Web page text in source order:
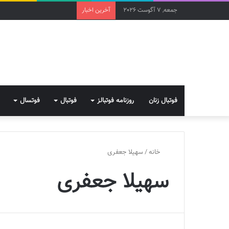
جمعه, 7 آگوست 2026 آخرین اخبار
فوتبال زنان روزنامه فوتبالز فوتبال فوتسال
خانه/سهیلا جعفری
سهیلا جعفری